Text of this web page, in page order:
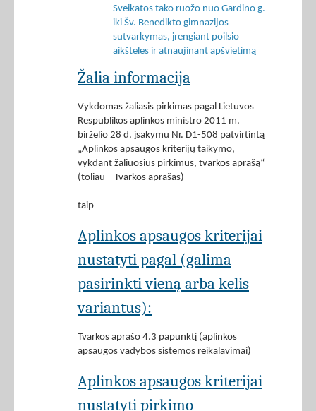
Sveikatos tako ruožo nuo Gardino g.
iki Šv. Benedikto gimnazijos
sutvarkymas, įrengiant poilsio
aikšteles ir atnaujinant apšvietimą
Žalia informacija
Vykdomas žaliasis pirkimas pagal Lietuvos
Respublikos aplinkos ministro 2011 m.
birželio 28 d. įsakymu Nr. D1-508 patvirtintą
„Aplinkos apsaugos kriterijų taikymo,
vykdant žaliuosius pirkimus, tvarkos aprašą“
(toliau – Tvarkos aprašas)
taip
Aplinkos apsaugos kriterijai
nustatyti pagal (galima
pasirinkti vieną arba kelis
variantus):
Tvarkos aprašo 4.3 papunktį (aplinkos
apsaugos vadybos sistemos reikalavimai)
Aplinkos apsaugos kriterijai
nustatyti pirkimo